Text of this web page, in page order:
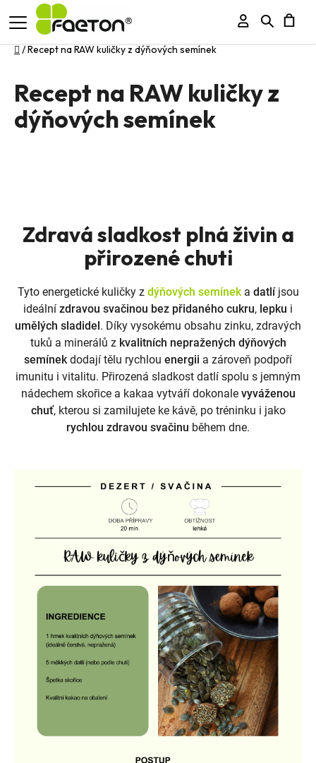
Přihlášení
Hledat
Domů
/Recept na RAW kuličky z dýňových semínek
Recept na RAW kuličky z
dýňových semínek
Zdravá sladkost plná živin a
přirozené chuti
Tyto energetické kuličky z dýňových semíneka datlíjsou
ideální zdravou svačinou bez přidaného cukru, lepku i
umělých sladidel. Díky vysokému obsahu zinku, zdravých
tuků a minerálů z kvalitních nepražených dýňových
semínek dodají tělu rychlou energii a zároveň podpoří
imunitu i vitalitu. Přirozená sladkost datlí spolu s jemným
nádechem skořice a kakaa vytváří dokonale vyváženou
chuť, kterou si zamilujete ke kávě, po tréninku i jako
rychlou zdravou svačinu během dne.